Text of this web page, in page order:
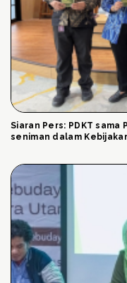
Siaran Pers: PDKT sama
seniman dalam